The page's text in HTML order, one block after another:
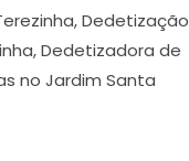
Dedetização
Dedetizadora de
no Jardim Santa